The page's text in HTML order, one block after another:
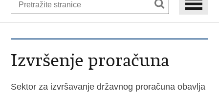
Izvršenje proračuna
Sektor za izvršavanje državnog proračuna obavlja